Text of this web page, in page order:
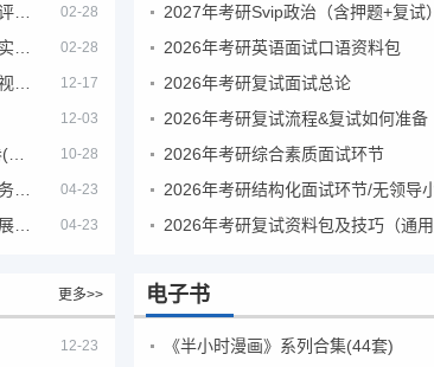
02-28
02-28
12-17
12-03
10-28
04-23
04-23
2027年考研Svip政治（含押题+复试）
2026年考研英语面试口语资料包
2026年考研复试面试总论
2026年考研复试流程&复试如何准备
2026年考研综合素质面试环节
更多>>
12-23
电子书
《半小时漫画》系列合集(44套)